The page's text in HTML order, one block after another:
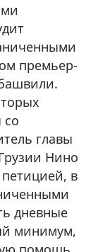
премьер-
главы
Нино
в
дневные
минимум,